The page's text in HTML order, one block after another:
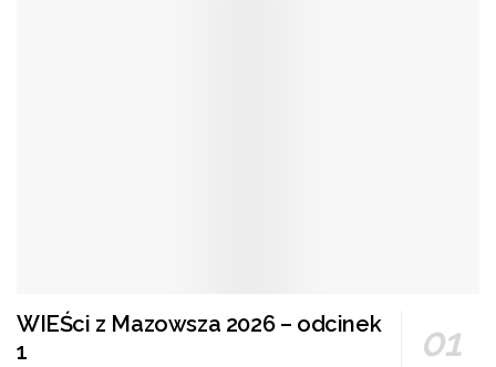
WIEŚci z Mazowsza 2026 – odcinek
1